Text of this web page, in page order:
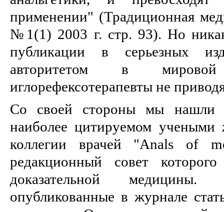
применении" (Традиционная
№1(1) 2003 г. стр. 93). Но
публикации в серьезных
авторитетом в
иглорефексотерапевты не
Со своей стороны мы нашли
наиболее цитируемом учеными
коллегии врачей "Anals of
редакционный совет
доказательной
опубликованные в журнале